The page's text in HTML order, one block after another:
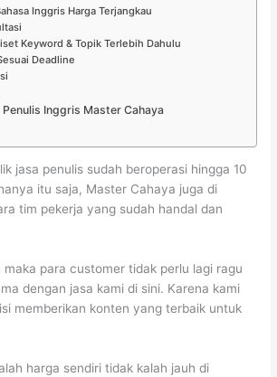
Inggris Harga Terjangkau
Keyword & Topik Terlebih Dahulu
Deadline
Inggris Master Cahaya
jasa penulis sudah beroperasi hingga 10
itu saja, Master Cahaya juga di
tim pekerja yang sudah handal dan
para customer tidak perlu lagi ragu
dengan jasa kami di sini. Karena kami
memberikan konten yang terbaik untuk
harga sendiri tidak kalah jauh di